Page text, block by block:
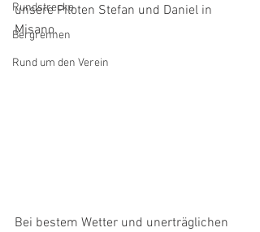
Rundstrecke
Bergrennen
Rund um den Verein
unsere Piloten Stefan und Daniel in
Misano.
Bei bestem Wetter und unerträglichen